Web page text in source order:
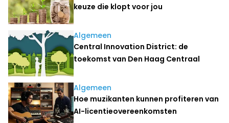
keuze die klopt voor jou
Algemeen
Central Innovation District: de
toekomst van Den Haag Centraal
Algemeen
Hoe muzikanten kunnen profiteren van
AI-licentieovereenkomsten